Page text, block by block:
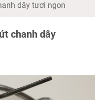
dây tươi ngon
chanh dây